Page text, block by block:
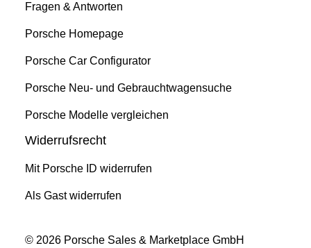
Fragen & Antworten
Porsche Homepage
Porsche Car Configurator
Porsche Neu- und Gebrauchtwagensuche
Porsche Modelle vergleichen
Widerrufsrecht
Mit Porsche ID widerrufen
Als Gast widerrufen
© 2026 Porsche Sales & Marketplace GmbH